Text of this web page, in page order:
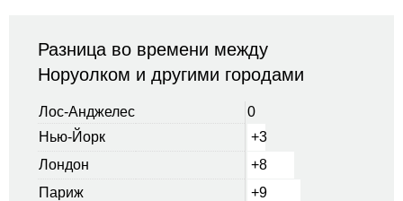
Разница во времени между
Норуолком и другими городами
Лос-Анджелес
0
Нью-Йорк
+3
Лондон
+8
Париж
+9